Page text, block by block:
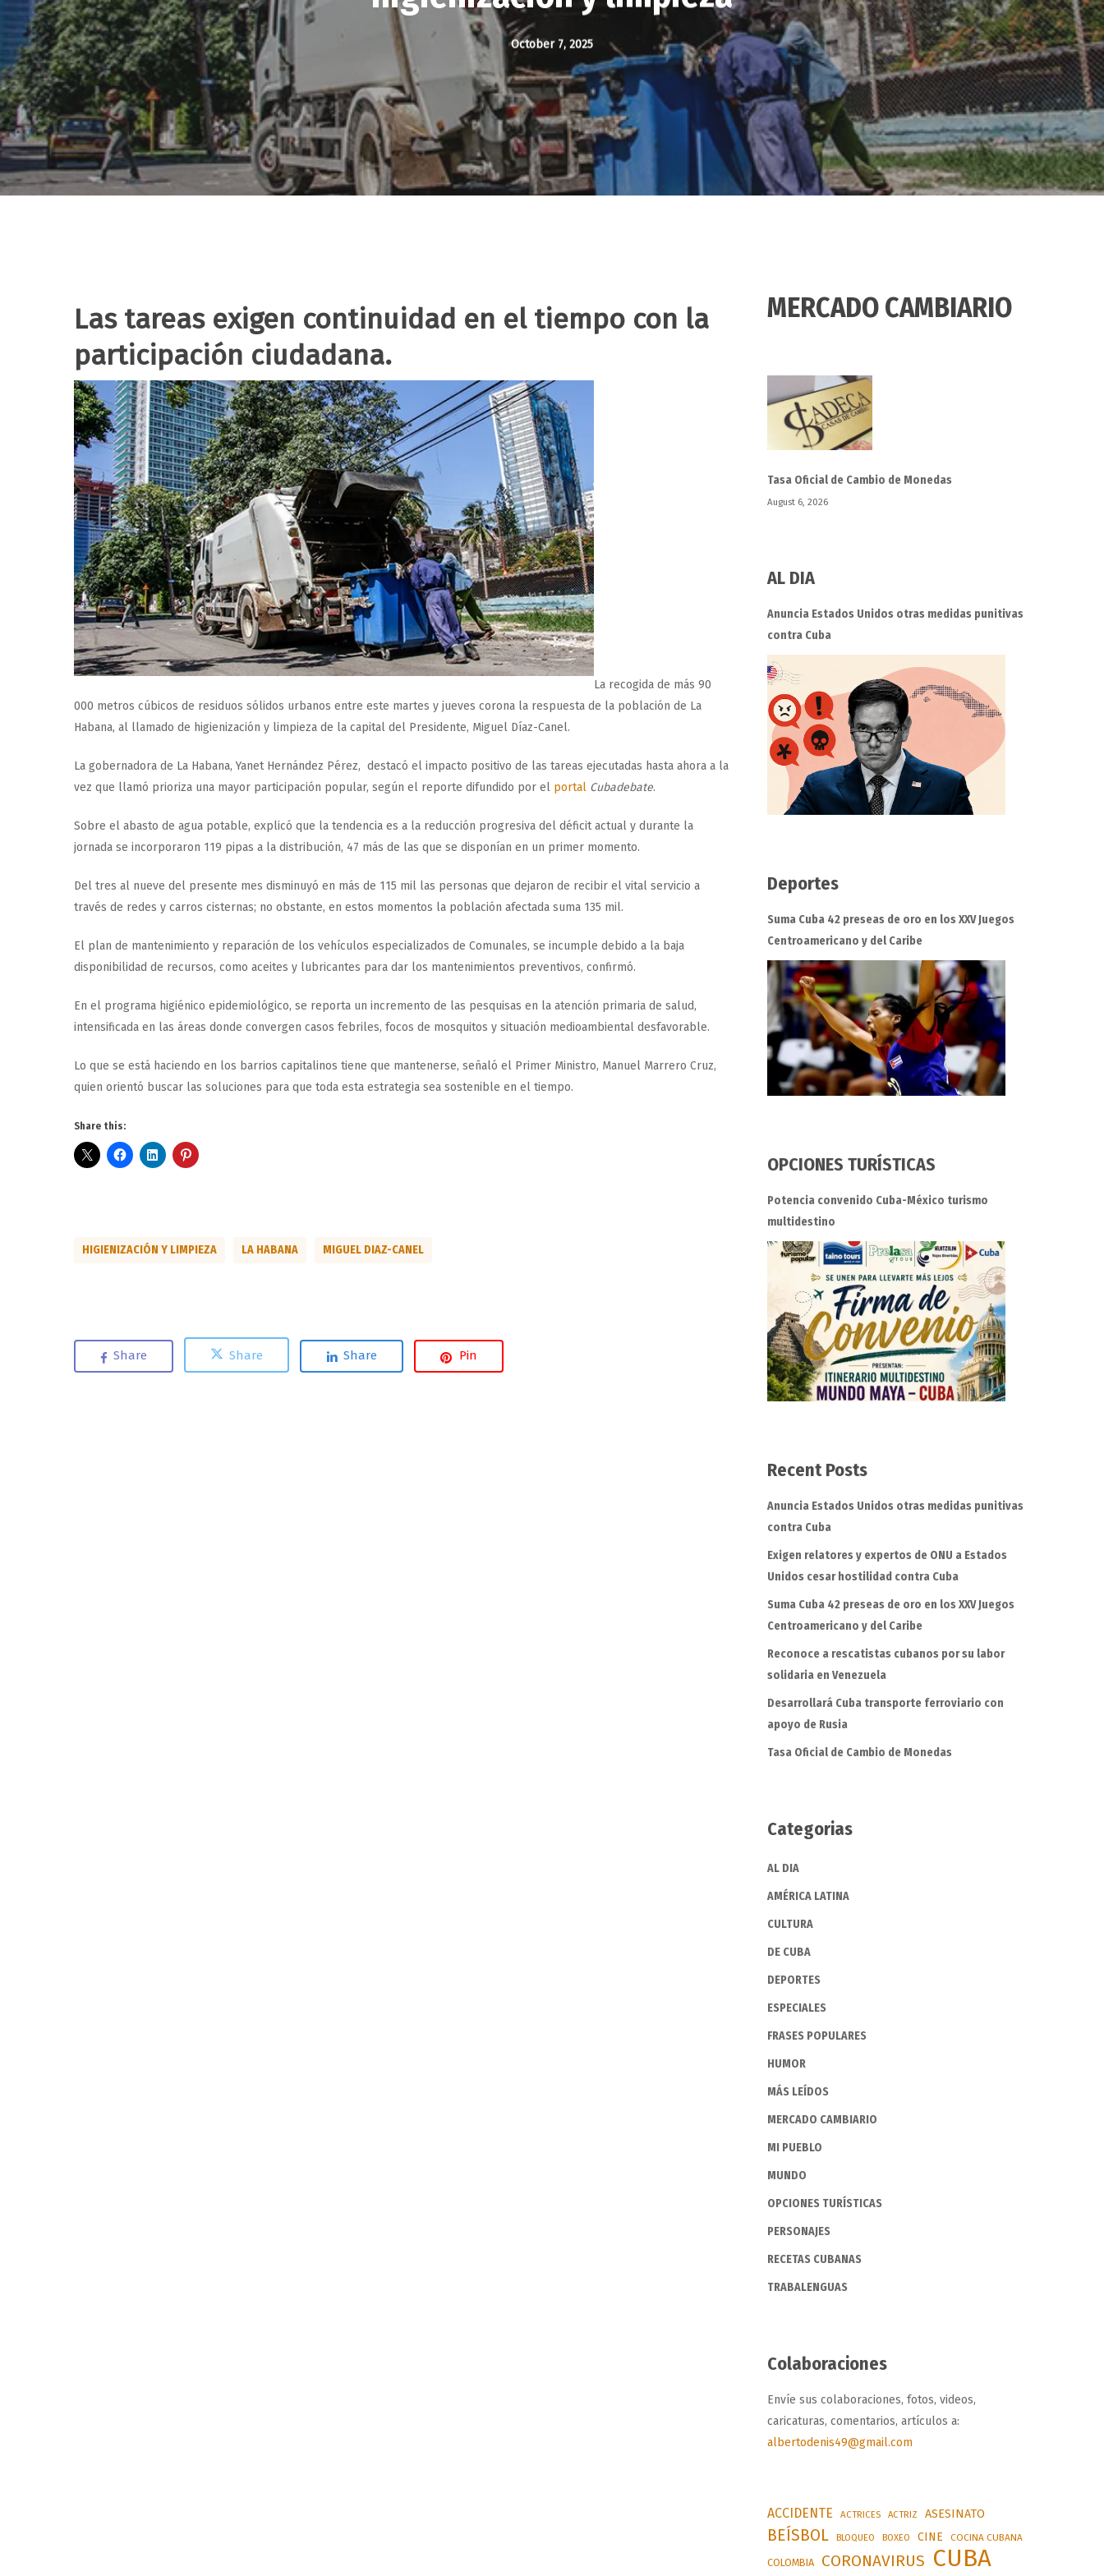
Hit enter to search or ESC to close
October 7, 2025
Las tareas exigen continuidad en el tiempo con la
participación ciudadana.
La recogida de más 90
000 metros cúbicos de residuos sólidos urbanos entre este martes y jueves corona la respuesta de la población de La
Habana, al llamado de higienización y limpieza de la capital del Presidente, Miguel Díaz-Canel.
La gobernadora de La Habana, Yanet Hernández Pérez, destacó el impacto positivo de las tareas ejecutadas hasta ahora a la
vez que llamó prioriza una mayor participación popular, según el reporte difundido por el portal Cubadebate.
Sobre el abasto de agua potable, explicó que la tendencia es a la reducción progresiva del déficit actual y durante la
jornada se incorporaron 119 pipas a la distribución, 47 más de las que se disponían en un primer momento.
Del tres al nueve del presente mes disminuyó en más de 115 mil las personas que dejaron de recibir el vital servicio a
través de redes y carros cisternas; no obstante, en estos momentos la población afectada suma 135 mil.
El plan de mantenimiento y reparación de los vehículos especializados de Comunales, se incumple debido a la baja
disponibilidad de recursos, como aceites y lubricantes para dar los mantenimientos preventivos, confirmó.
En el programa higiénico epidemiológico, se reporta un incremento de las pesquisas en la atención primaria de salud,
intensificada en las áreas donde convergen casos febriles, focos de mosquitos y situación medioambiental desfavorable.
Lo que se está haciendo en los barrios capitalinos tiene que mantenerse, señaló el Primer Ministro, Manuel Marrero Cruz,
quien orientó buscar las soluciones para que toda esta estrategia sea sostenible en el tiempo.
Share this:
HIGIENIZACIÓN Y LIMPIEZA LA HABANA MIGUEL DIAZ-CANEL
Share Share Share Pin
MERCADO CAMBIARIO
Tasa Oficial de Cambio de Monedas
August 6, 2026
AL DIA
Anuncia Estados Unidos otras medidas punitivas
contra Cuba
Deportes
Suma Cuba 42 preseas de oro en los XXV Juegos
Centroamericano y del Caribe
OPCIONES TURÍSTICAS
Potencia convenido Cuba-México turismo
multidestino
Recent Posts
Anuncia Estados Unidos otras medidas punitivas
contra Cuba
Exigen relatores y expertos de ONU a Estados
Unidos cesar hostilidad contra Cuba
Suma Cuba 42 preseas de oro en los XXV Juegos
Centroamericano y del Caribe
Reconoce a rescatistas cubanos por su labor
solidaria en Venezuela
Desarrollará Cuba transporte ferroviario con
apoyo de Rusia
Tasa Oficial de Cambio de Monedas
Categorias
AL DIA
AMÉRICA LATINA
CULTURA
DE CUBA
DEPORTES
ESPECIALES
FRASES POPULARES
HUMOR
MÁS LEÍDOS
MERCADO CAMBIARIO
MI PUEBLO
MUNDO
OPCIONES TURÍSTICAS
PERSONAJES
RECETAS CUBANAS
TRABALENGUAS
Colaboraciones
Envíe sus colaboraciones, fotos, videos,
caricaturas, comentarios, artículos a:
albertodenis49@gmail.com
ACCIDENTE ACTRICES ACTRIZ ASESINATO
BEÍSBOL BLOQUEO BOXEO CINE COCINA CUBANA
COLOMBIA CORONAVIRUS CUBA